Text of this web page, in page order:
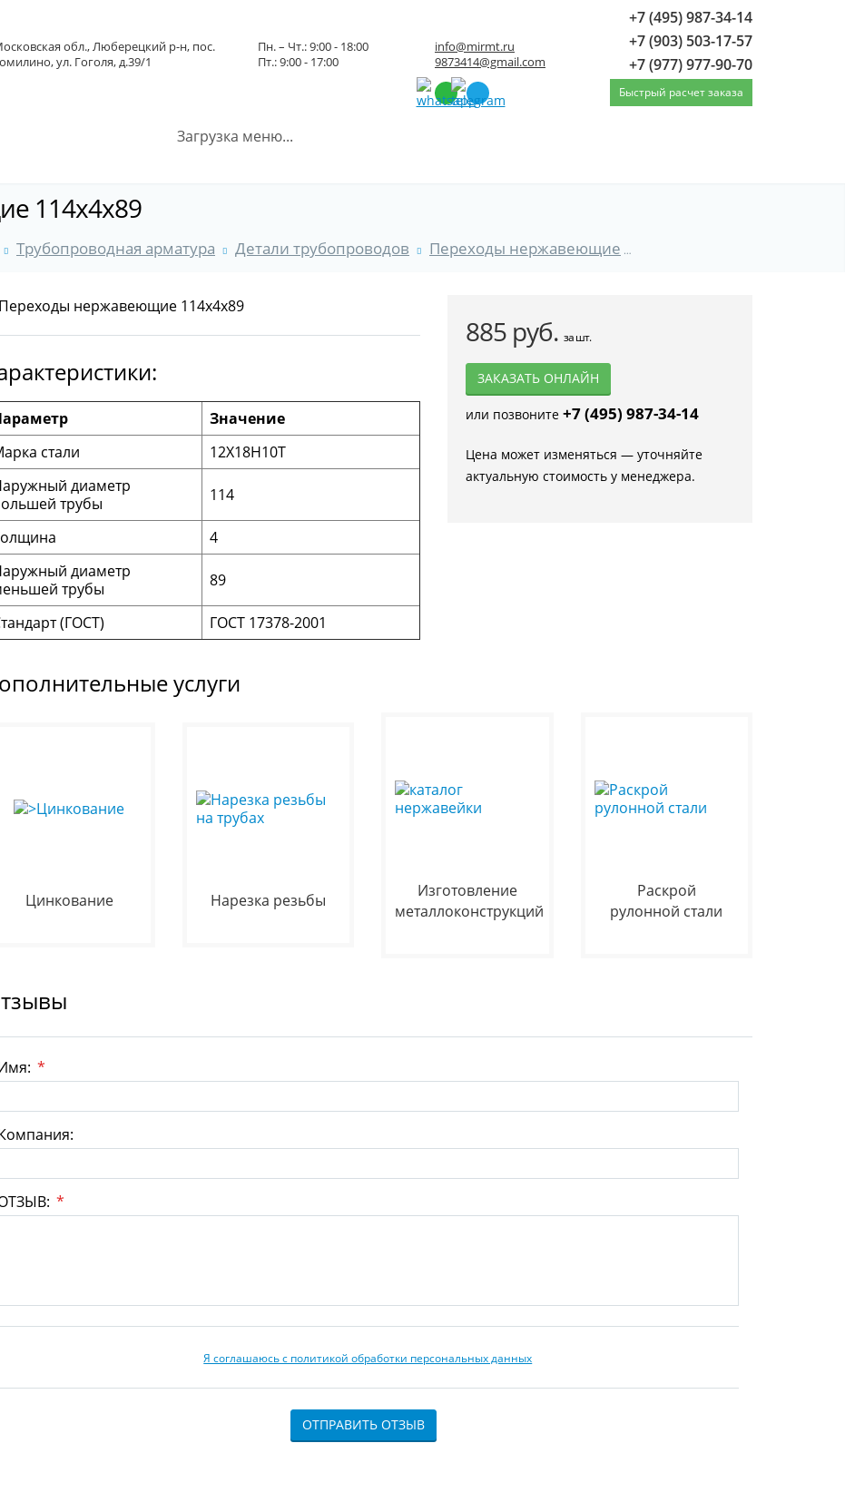
обл., Люберецкий р-н, пос.
ул. Гоголя, д.39/1
Пн. – Чт.: 9:00 - 18:00
Пт.: 9:00 - 17:00
info@mirmt.ru
9873414@gmail.com
+7 (495) 987-34-14
+7 (903) 503-17-57
+7 (977) 977-90-70
Быстрый расчет заказа
Загрузка меню...
114x4x89
Трубопроводная арматура Детали трубопроводов Переходы нержавеющие
Значение
стали
12Х18Н10Т
диаметр
трубы
114
4
диаметр
трубы
89
(ГОСТ) ГОСТ 17378-2001
885 руб.за шт.
ЗАКАЗАТЬ ОНЛАЙН
или позвоните +7 (495) 987-34-14
Цена может изменяться — уточняйте
актуальную стоимость у менеджера.
услуги
Цинкование Нарезка резьбы
Изготовление
металлоконструкций
Раскрой
рулонной стали
*
*
Я соглашаюсь с политикой обработки персональных данных
ОТПРАВИТЬ ОТЗЫВ